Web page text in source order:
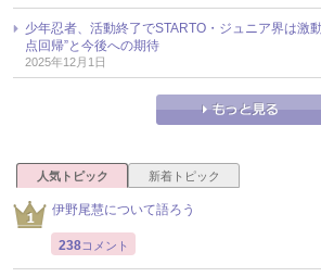
少年忍者、活動終了でSTARTO・ジュニア界は激
点回帰”と今後への期待
2025年12月1日
人気トピック 新着トピック
伊野尾慧について語ろう
238コメント